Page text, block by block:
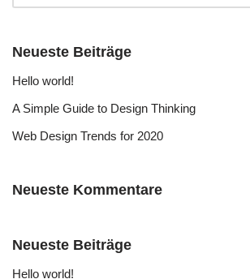
Neueste Beiträge
Hello world!
A Simple Guide to Design Thinking
Web Design Trends for 2020
Neueste Kommentare
Neueste Beiträge
Hello world!